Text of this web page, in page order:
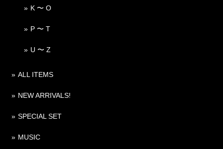
K 〜 O
P 〜 T
U 〜 Z
ALL ITEMS
NEW ARRIVALS!
SPECIAL SET
MUSIC